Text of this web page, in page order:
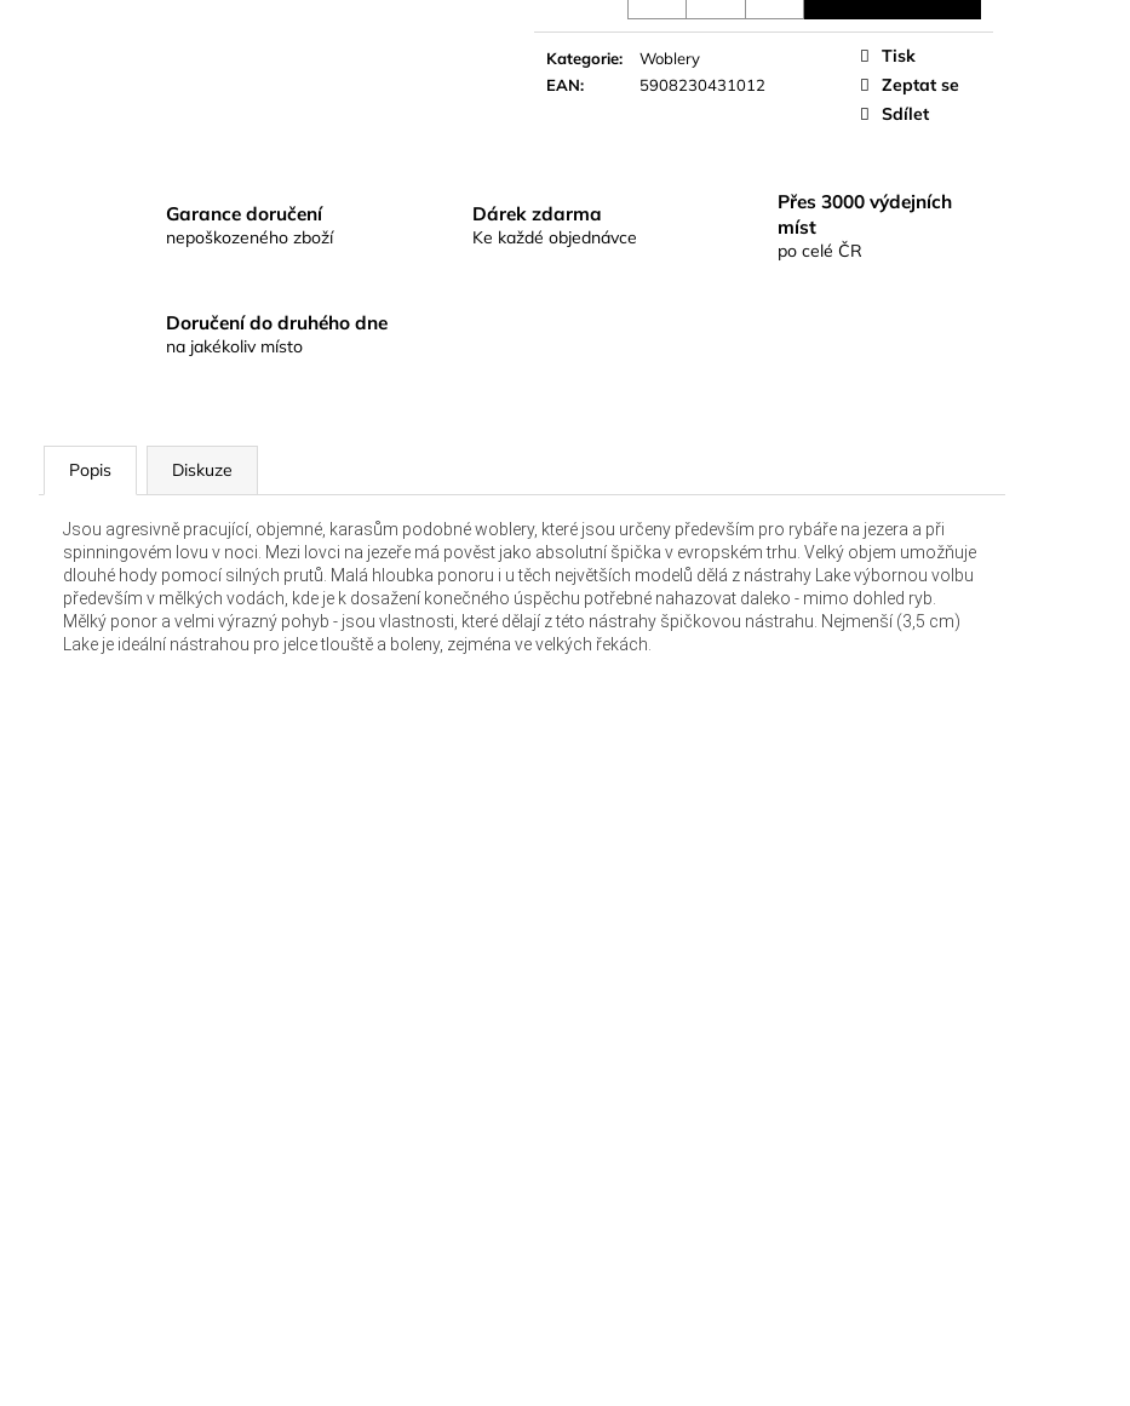
Kategorie:
Woblery
EAN: 5908230431012
Tisk
Zeptat se
Sdílet
Garance doručení
nepoškozeného zboží
Dárek zdarma
Ke každé objednávce
Přes 3000 výdejních
míst
po celé ČR
Doručení do druhého dne
na jakékoliv místo
Popis Diskuze
Jsou agresivně pracující, objemné, karasům podobné woblery, které jsou určeny především pro rybáře na jezera a při
spinningovém lovu v noci. Mezi lovci na jezeře má pověst jako absolutní špička v evropském trhu. Velký objem umožňuje
dlouhé hody pomocí silných prutů. Malá hloubka ponoru i u těch největších modelů dělá z nástrahy Lake výbornou volbu
především v mělkých vodách, kde je k dosažení konečného úspěchu potřebné nahazovat daleko - mimo dohled ryb.
Mělký ponor a velmi výrazný pohyb - jsou vlastnosti, které dělají z této nástrahy špičkovou nástrahu. Nejmenší (3,5 cm)
Lake je ideální nástrahou pro jelce tlouště a boleny, zejména ve velkých řekách.
KONOPÁSKA RIKOMIX KAPR ČERNÝ